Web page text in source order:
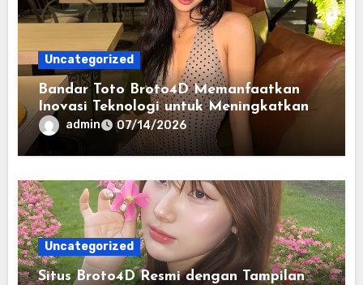
Uncategorized
Bandar Toto Broto4D Memanfaatkan
Inovasi Teknologi untuk Meningkatkan
Kenyamanan Pengguna
admin 07/14/2026
Uncategorized
Situs Broto4D Resmi dengan Tampilan